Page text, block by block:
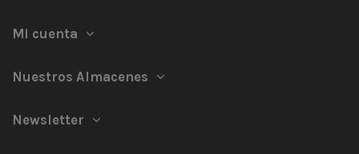
Mi cuenta
Nuestros Almacenes
Newsletter